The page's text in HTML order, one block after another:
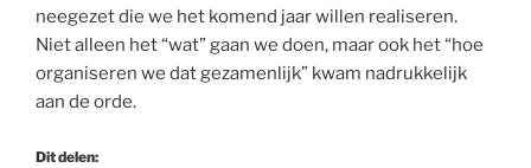
neegezet die we het komend jaar willen realiseren.
Niet alleen het “wat” gaan we doen, maar ook het “hoe
organiseren we dat gezamenlijk” kwam nadrukkelijk
aan de orde.
Dit delen: